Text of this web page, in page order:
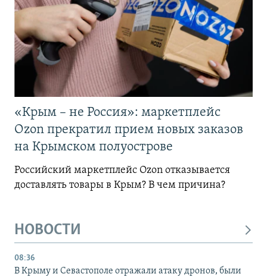
«Крым – не Россия»: маркетплейс
Ozon прекратил прием новых заказов
на Крымском полуострове
Российский маркетплейс Ozon отказывается
доставлять товары в Крым? В чем причина?
НОВОСТИ
08:36
В Крыму и Севастополе отражали атаку дронов, были